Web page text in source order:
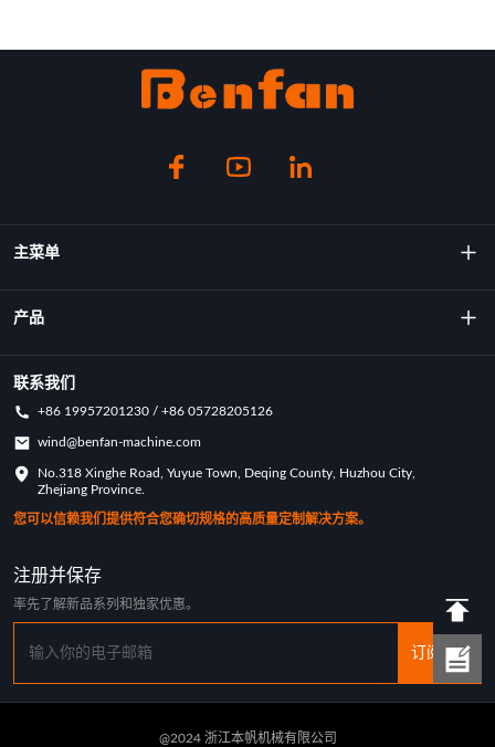
主菜单
关于我们
主要成就
定制案例
产品
旋转成型机
旋转模塑匹克球
联系我们
+86 19957201230 / +86 05728205126
wind@benfan-machine.com
No.318 Xinghe Road, Yuyue Town, Deqing County, Huzhou City,
Zhejiang Province.
您可以信赖我们提供符合您确切规格的高质量定制解决方案。
注册并保存
率先了解新品系列和独家优惠。
订阅
@2024 浙江本帆机械有限公司